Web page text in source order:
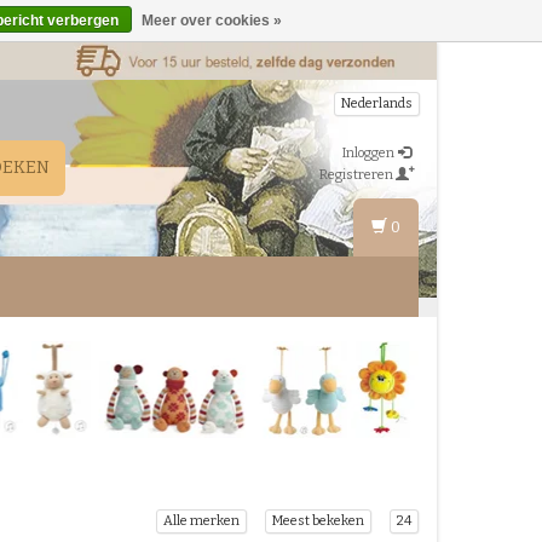
Nederlands
Inloggen
Registreren
0
Alle merken Meest bekeken 24
verbergen Meer over cookies »